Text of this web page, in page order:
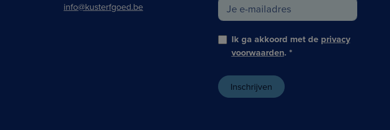
info@kusterfgoed.be
Ik ga akkoord met de privacy
voorwaarden. *